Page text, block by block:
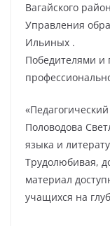
Вагайского
Управления
Ильиных .
Победителями и
Половодова
языка и
Трудолюбивая,
материал
учащихся на